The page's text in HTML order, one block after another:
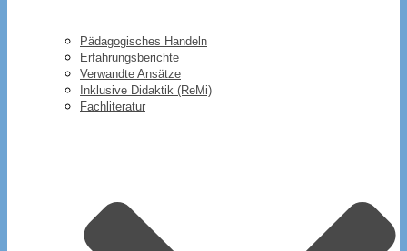
Pädagogisches Handeln
Erfahrungsberichte
Verwandte Ansätze
Inklusive Didaktik (ReMi)
Fachliteratur